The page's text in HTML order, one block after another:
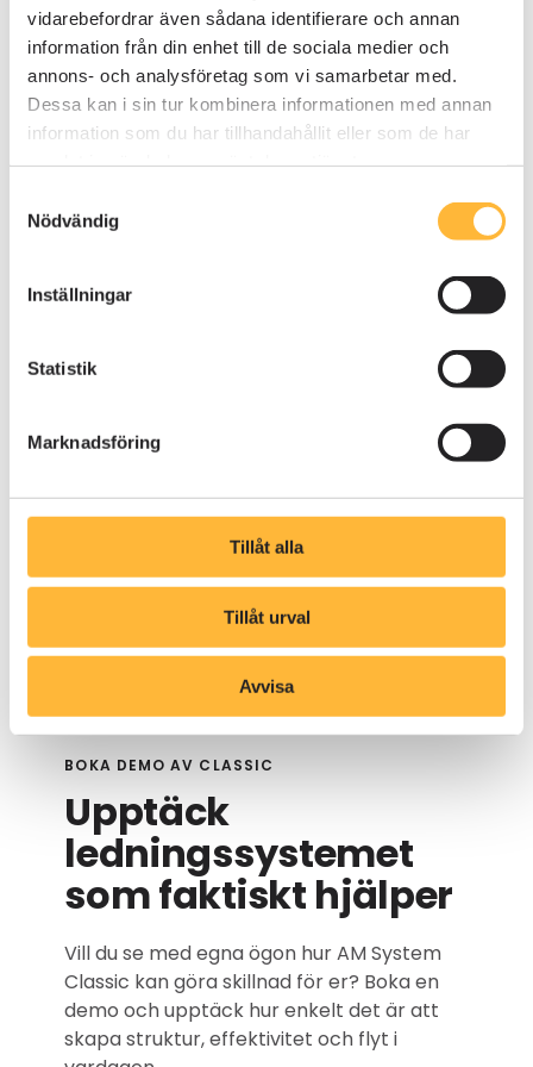
vidarebefordrar även sådana identifierare och annan
information från din enhet till de sociala medier och
annons- och analysföretag som vi samarbetar med.
Dessa kan i sin tur kombinera informationen med annan
information som du har tillhandahållit eller som de har
Nödvändig
Inställningar
Statistik
Marknadsföring
Tillåt alla
Tillåt urval
Avvisa
Skapa dashboards med diagram
Är du inte kund än men vill se hur diagram kan
användas i din verksamhet? Boka en demo, så går
vi igenom hur det kan fungera hos dig.
Boka demo
Dela inlägg
BOKA DEMO AV CLASSIC
Upptäck
ledningssystemet
som faktiskt hjälper
Vill du se med egna ögon hur AM System
Classic kan göra skillnad för er? Boka en
demo och upptäck hur enkelt det är att
skapa struktur, effektivitet och flyt i